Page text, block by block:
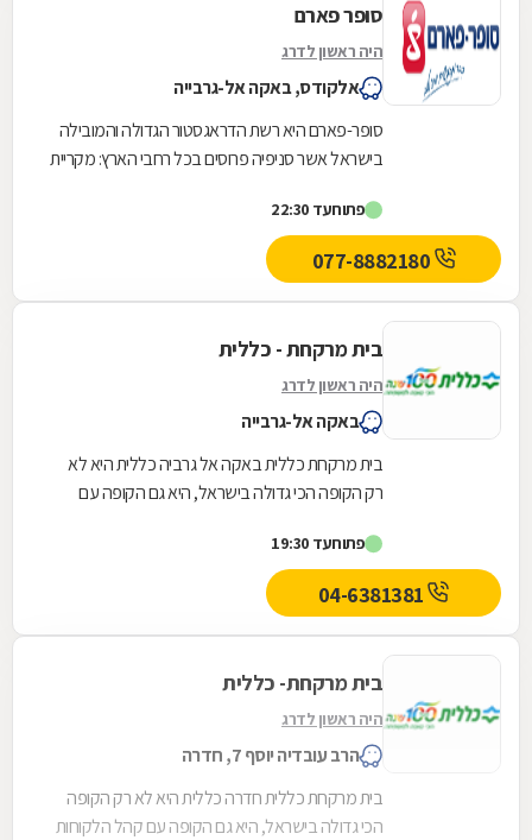
סופר פארם
היה ראשון לדרג
אלקודס, באקה אל-גרבייה
סופר-פארם היא רשת הדראגסטור הגדולה והמובילה
בישראל אשר סניפיה פרוסים בכל רחבי הארץ: מקריית
פתוחעד 22:30
בית מרקחת - כללית
היה ראשון לדרג
באקה אל-גרבייה
בית מרקחת כללית באקה אל גרביה כללית היא לא
רק הקופה הכי גדולה בישראל, היא גם הקופה עם
אנחנו גאים...
פתוחעד 19:30
04-6381381
בית מרקחת- כללית
היה ראשון לדרג
הרב עובדיה יוסף 7, חדרה
בית מרקחת כללית חדרה כללית היא לא רק הקופה
הכי גדולה בישראל, היא גם הקופה עם קהל הלקוחות